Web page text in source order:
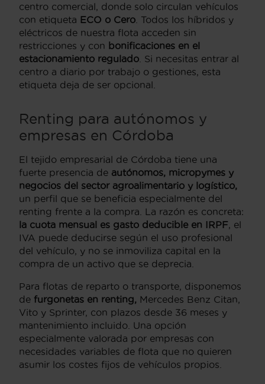
centro comercial, donde solo circulan vehículos
con etiqueta ECO o Cero . Todos los híbridos y
eléctricos de nuestra flota acceden sin
restricciones y con bonificaciones en el
estacionamiento regulado . Si necesitas entrar al
centro a diario por trabajo o gestiones, esta
etiqueta deja de ser opcional.
Renting para autónomos y
empresas en Córdoba
El tejido empresarial de Córdoba tiene una
fuerte presencia de autónomos, micropymes y
negocios del sector agroalimentario y logístico,
un perfil que se beneficia especialmente del
renting frente a la compra. La razón es concreta:
la cuota mensual es gasto deducible en IRPF, el
IVA puede deducirse según el uso profesional
del vehículo, y no se inmoviliza capital en la
compra de un activo que se deprecia.
Para flotas de reparto o transporte, disponemos
de furgonetas en renting, Mercedes Benz Citan,
Vito y Sprinter, con plazos desde 36 meses y
mantenimiento incluido. Una opción
especialmente valorada por empresas con
necesidades variables de flota que no quieren
asumir los costes fijos de vehículos propios.